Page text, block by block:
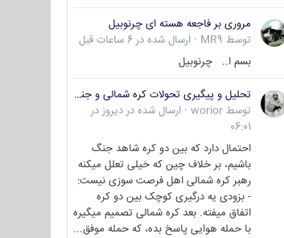
مروری بر فاجعه هسته ای چرنوبیل
توسط MR9
· ارسال شده در 6 ساعات قبل
بسم ا.. چرنوبیل
تحلیل و پیگیری تحولات کره شمالی و جنوبی
توسط worior
· ارسال شده در دیروز در
06:01
احتمال دارد که بین دو کره شاهد جنگ
باشیم، بر خلاف چین که خیلی تعلل میکنه
رهبر کره شمالی اهل فرصت سوزی نیست:
- بزودی یه درگیری کوچک بین دو کره
اتفاق میفته. بعد کره شمالی تصمیم میگیره
با حمله هوایی پاسخ بده، که حمله موفق...